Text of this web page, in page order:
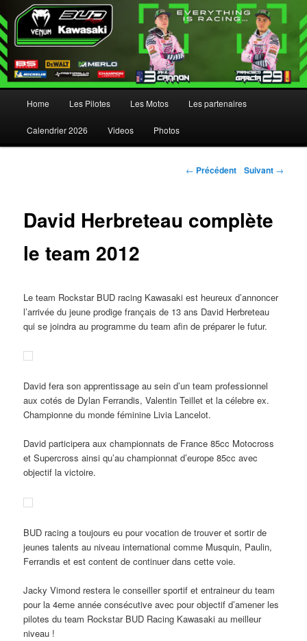
Aller au contenu principal
Aller au contenu secondaire
Home Les Pilotes Les Motos Les partenaires
Calendrier 2026 Videos Photos
Navigation des articles
← Précédent Suivant →
David Herbreteau complète
le team 2012
Le team Rockstar BUD racing Kawasaki est heureux d’annoncer
l’arrivée du jeune prodige français de 13 ans David Herbreteau
qui se joindra au programme du team afin de préparer le futur.
David fera son apprentissage au sein d’un team professionnel
aux cotés de Dylan Ferrandis, Valentin Teillet et la célebre ex.
Championne du monde féminine Livia Lancelot.
David participera aux championnats de France 85cc Motocross
et Supercross ainsi qu’au championnat d’europe 85cc avec
objectif la victoire.
BUD racing a toujours eu pour vocation de trouver et sortir de
jeunes talents au niveau international comme Musquin, Paulin,
Ferrandis et est content de continuer dans cette voie.
Jacky Vimond restera le conseiller sportif et entraineur du team
pour la 4eme année consécutive avec pour objectif d’amener les
pilotes du team Rockstar BUD Racing Kawasaki au meilleur
niveau !